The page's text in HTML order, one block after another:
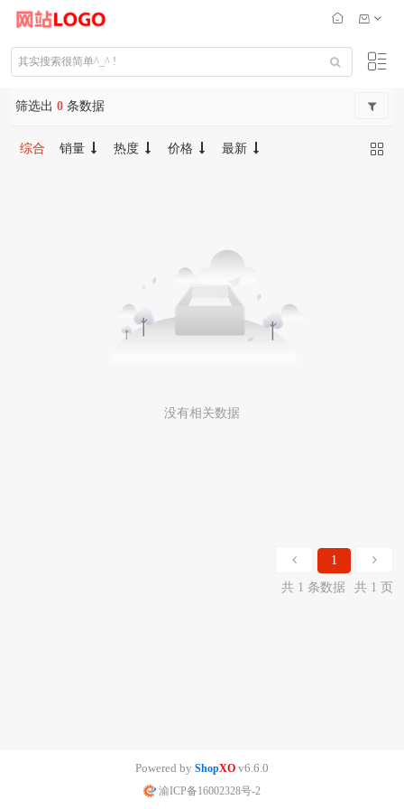
筛选出 0 条数据
综合 销量 热度 价格 最新
没有相关数据
1
共 1 条数据
共 1 页
Powered by ShopXO v6.6.0
渝ICP备16002328号-2